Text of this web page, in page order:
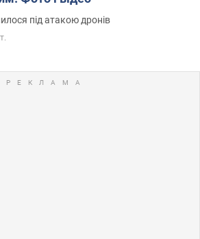
під атакою дронів